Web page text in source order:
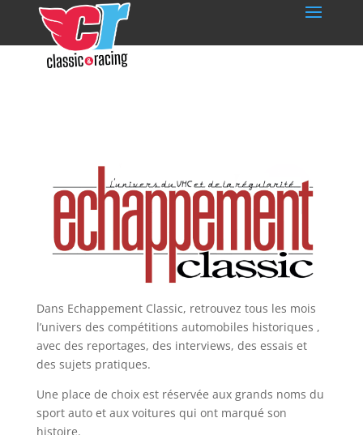
Dans Echappement Classic, retrouvez tous les mois
l’univers des compétitions automobiles historiques ,
avec des reportages, des interviews, des essais et
des sujets pratiques.
Une place de choix est réservée aux grands noms du
sport auto et aux voitures qui ont marqué son
histoire.